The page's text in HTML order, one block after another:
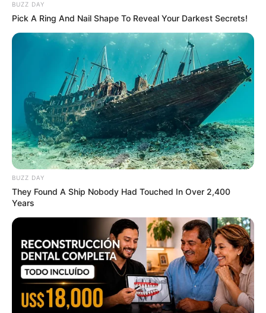
BUZZ DAY
Pick A Ring And Nail Shape To Reveal Your Darkest Secrets!
BUZZ DAY
They Found A Ship Nobody Had Touched In Over 2,400
Years